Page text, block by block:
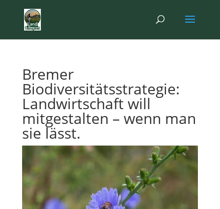
Bremer
Biodiversitätsstrategie:
Landwirtschaft will
mitgestalten – wenn man
sie lässt.